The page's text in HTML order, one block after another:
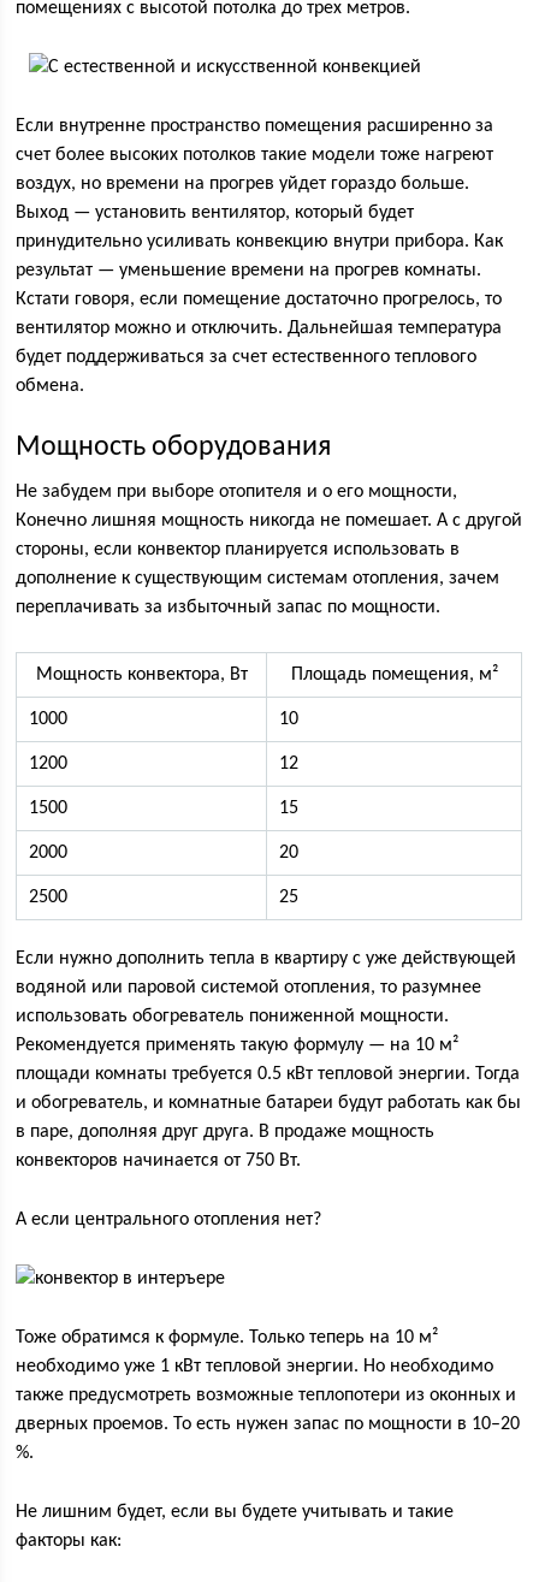
помещениях с высотой потолка до трех метров.
Если внутренне пространство помещения расширенно за
счет более высоких потолков такие модели тоже нагреют
воздух, но времени на прогрев уйдет гораздо больше.
Выход — установить вентилятор, который будет
принудительно усиливать конвекцию внутри прибора. Как
результат — уменьшение времени на прогрев комнаты.
Кстати говоря, если помещение достаточно прогрелось, то
вентилятор можно и отключить. Дальнейшая температура
будет поддерживаться за счет естественного теплового
обмена.
Мощность оборудования
Не забудем при выборе отопителя и о его мощности,
Конечно лишняя мощность никогда не помешает. А с другой
стороны, если конвектор планируется использовать в
дополнение к существующим системам отопления, зачем
переплачивать за избыточный запас по мощности.
Мощность конвектора, Вт Площадь помещения, м²
1000 10
1200 12
1500 15
2000 20
2500 25
Если нужно дополнить тепла в квартиру с уже действующей
водяной или паровой системой отопления, то разумнее
использовать обогреватель пониженной мощности.
Рекомендуется применять такую формулу — на 10 м²
площади комнаты требуется 0.5 кВт тепловой энергии. Тогда
и обогреватель, и комнатные батареи будут работать как бы
в паре, дополняя друг друга. В продаже мощность
конвекторов начинается от 750 Вт.
А если центрального отопления нет?
Тоже обратимся к формуле. Только теперь на 10 м²
необходимо уже 1 кВт тепловой энергии. Но необходимо
также предусмотреть возможные теплопотери из оконных и
дверных проемов. То есть нужен запас по мощности в 10–20
%.
Не лишним будет, если вы будете учитывать и такие
факторы как: